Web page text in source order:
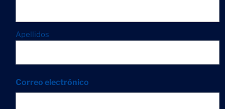
Apellidos
Correo electrónico